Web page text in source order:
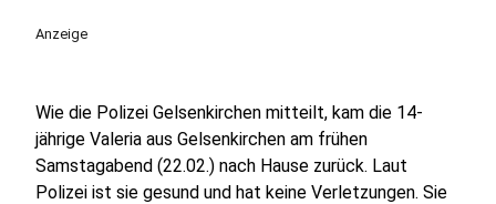
Anzeige
Wie die Polizei Gelsenkirchen mitteilt, kam die 14-
jährige Valeria aus Gelsenkirchen am frühen
Samstagabend (22.02.) nach Hause zurück. Laut
Polizei ist sie gesund und hat keine Verletzungen. Sie